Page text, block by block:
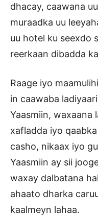
dhacay, caawana
muraadka uu
uu hotel ku seexdo
reerkaan dibadda
Raage iyo
in caawaba
Yaasmiin, waxaana
xafladda iyo
casho, nikaax iyo
Yaasmiin ay sii
waxay dalbatana
ahaato dharka
kaalmeyn lahaa.